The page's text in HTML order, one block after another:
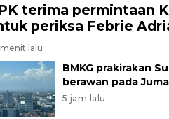
terima permintaan
periksa Febrie
lalu
BMKG prakirakan
berawan pada
5 jam lalu